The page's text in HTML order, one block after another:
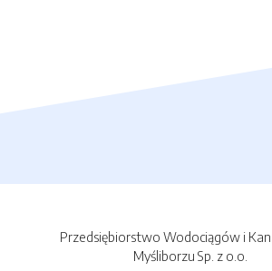
Przedsiębiorstwo Wodociągów i
Myśliborzu Sp. z o.o.